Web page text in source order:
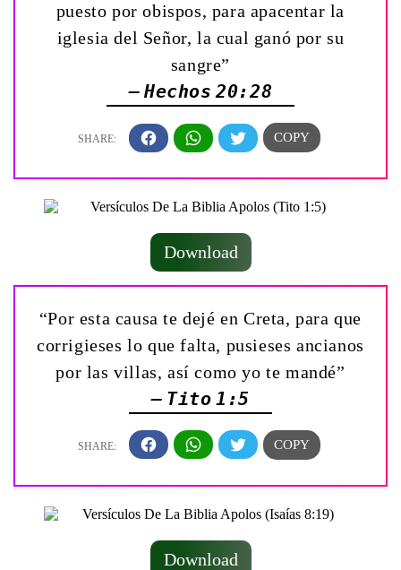
puesto por obispos, para apacentar la
iglesia del Señor, la cual ganó por su
sangre”
— Hechos 20:28
Download
“Por esta causa te dejé en Creta, para que
corrigieses lo que falta, pusieses ancianos
por las villas, así como yo te mandé”
— Tito 1:5
Download